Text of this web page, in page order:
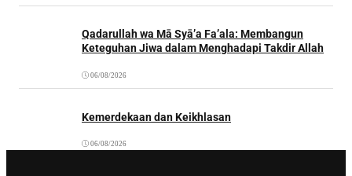
Qadarullah wa Mā Syā’a Fa’ala: Membangun
Keteguhan Jiwa dalam Menghadapi Takdir Allah
06/08/2026
Kemerdekaan dan Keikhlasan
06/08/2026